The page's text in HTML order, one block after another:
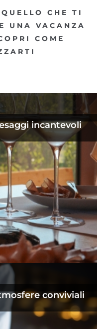
CHE TI
UNA VACANZA
COME
incantevoli
conviviali